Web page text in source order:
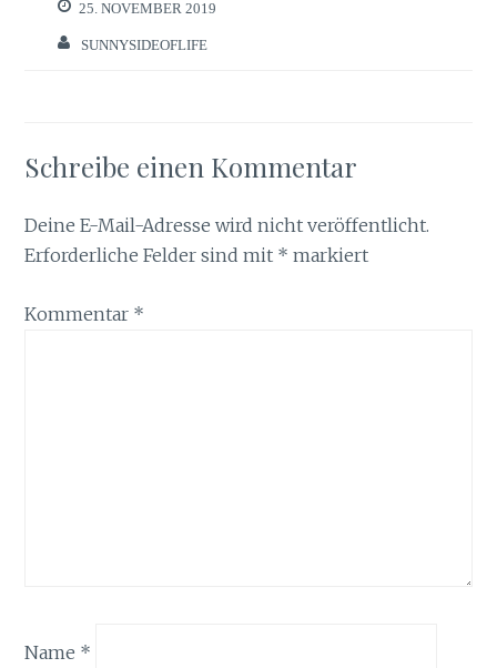
25. NOVEMBER 2019
SUNNYSIDEOFLIFE
Schreibe einen Kommentar
Deine E-Mail-Adresse wird nicht veröffentlicht.
Erforderliche Felder sind mit * markiert
Kommentar *
Name *